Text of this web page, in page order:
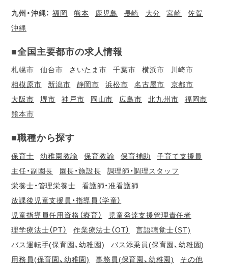
九州・沖縄： 福岡 熊本 鹿児島 長崎 大分 宮崎
佐賀
沖縄
■全国主要都市の求人情報
札幌市 仙台市 さいたま市 千葉市 横浜市
川崎市
相模原市
新潟市 静岡市 浜松市 名古屋市
京都市
大阪市
堺市 神戸市 岡山市 広島市 北九州市
福岡市
熊本市
■職種から探す
保育士 幼稚園教諭 保育教諭 保育補助
子育て支援員
主任・副園長
園長・施設長
調理師・調理スタッフ
栄養士・管理栄養士
看護師・准看護師
放課後児童支援員・指導員（学童）
児童指導員任用資格（療育）
児童発達支援管理責任者
理学療法士（PT）
作業療法士（OT）
言語聴覚士（ST)
バス運転手(保育園、幼稚園)
バス添乗員(保育園、幼稚園)
用務員(保育園、幼稚園)
事務員(保育園、幼稚園) その他